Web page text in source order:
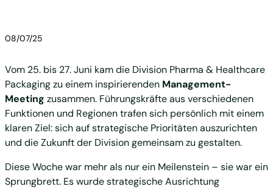
08/07/25
Vom 25. bis 27. Juni kam die Division Pharma & Healthcare
Packaging zu einem inspirierenden Management-
Meeting zusammen. Führungskräfte aus verschiedenen
Funktionen und Regionen trafen sich persönlich mit einem
klaren Ziel: sich auf strategische Prioritäten auszurichten
und die Zukunft der Division gemeinsam zu gestalten.
Diese Woche war mehr als nur ein Meilenstein – sie war ein
Sprungbrett. Es wurde strategische Ausrichtung